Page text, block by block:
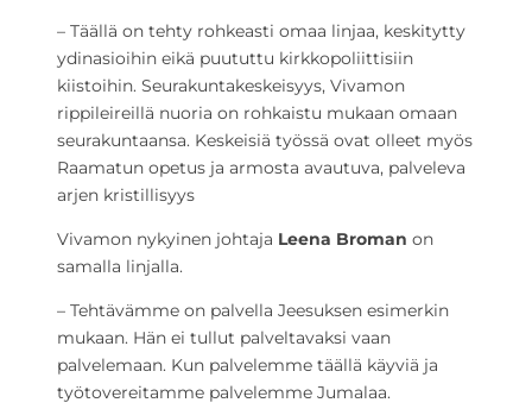
– Täällä on tehty rohkeasti omaa linjaa, keskitytty
ydinasioihin eikä puututtu kirkkopoliittisiin
kiistoihin. Seurakuntakeskeisyys, Vivamon
rippileireillä nuoria on rohkaistu mukaan omaan
seurakuntaansa. Keskeisiä työssä ovat olleet myös
Raamatun opetus ja armosta avautuva, palveleva
arjen kristillisyys
Vivamon nykyinen johtaja Leena Broman on
samalla linjalla.
– Tehtävämme on palvella Jeesuksen esimerkin
mukaan. Hän ei tullut palveltavaksi vaan
palvelemaan. Kun palvelemme täällä käyviä ja
työtovereitamme palvelemme Jumalaa.